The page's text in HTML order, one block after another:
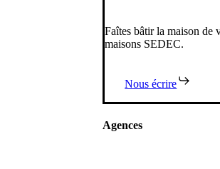
Faîtes bâtir la maison de
maisons SEDEC.
Nous écrire
Agences